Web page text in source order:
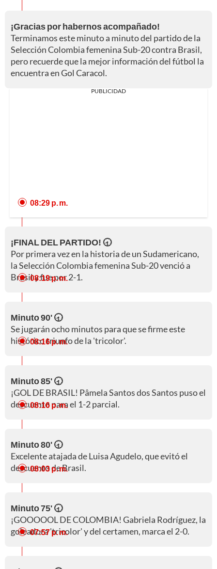
¡Gracias por habernos acompañado!
Terminamos este minuto a minuto del partido de la
Selección Colombia femenina Sub-20 contra Brasil,
pero recuerde que la mejor información del fútbol la
encuentra en Gol Caracol.
PUBLICIDAD
08:29 p. m.
¡FINAL DEL PARTIDO! 🕣
Por primera vez en la historia de un Sudamericano,
la Selección Colombia femenina Sub-20 venció a
Brasil y fue por 2-1.
08:19 p. m.
Minuto 90' 🕣
Se jugarán ocho minutos para que se firme este
histórico triunfo de la 'tricolor'.
08:16 p. m.
Minuto 85' 🕣
¡GOL DE BRASIL! Pâmela Santos dos Santos puso el
descuento para el 1-2 parcial.
08:16 p. m.
Minuto 80' 🕣
Excelente atajada de Luisa Agudelo, que evitó el
descuento de Brasil.
08:03 p. m.
Minuto 75' 🕣
¡GOOOOOL DE COLOMBIA! Gabriela Rodríguez, la
goleadora 'tricolor' y del certamen, marca el 2-0.
07:57 p. m.